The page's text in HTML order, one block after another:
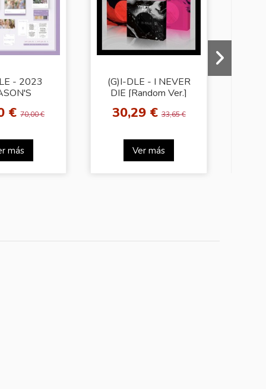
- 2023
€70,00 €
más
(G)I-DLE - I NEVER
DIE [Random Ver.]
30,29 €33,65 €
Ver más